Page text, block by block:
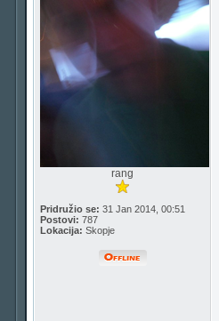
rang
Pridružio se: 31 Jan 2014, 00:51
Postovi: 787
Lokacija: Skopje